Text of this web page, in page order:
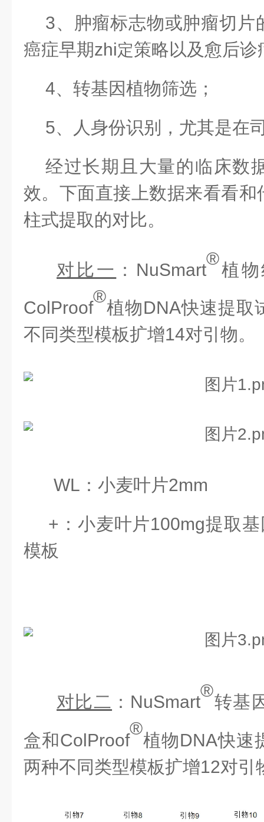
3、
肿瘤标志物或肿瘤切片
癌症早期zhi定策略以及愈后诊
4、 转基因植物筛选；
5、
人身份识别，尤其是在
经过长期且大量的临床数
效。下面直接上数据来看看
柱式提取的对比。
对比一 ： NuSmart
®
植
ColProof
®
植物DNA快速提取
不同类型模板扩增14对引物。
WL：小麦叶片2mm
+：小麦叶片100mg提取
模板
对比二 ： NuSmart
®
转基
盒和ColProof
®
植物DNA快速
两种不同类型模板扩增12对引